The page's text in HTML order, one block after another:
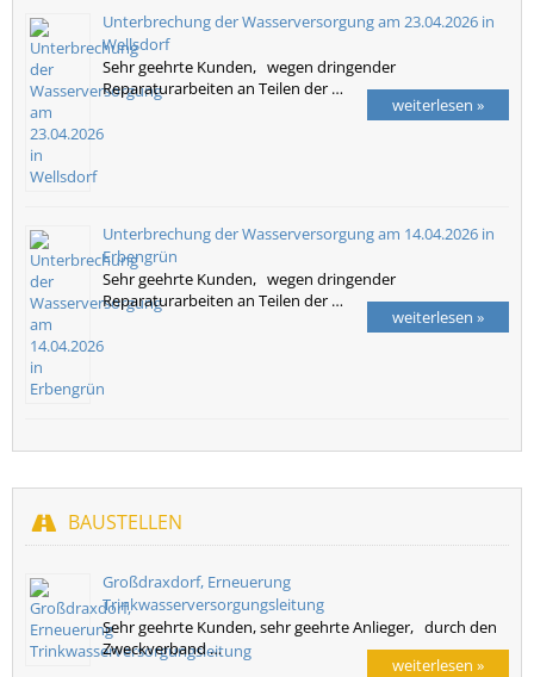
Unterbrechung der Wasserversorgung am 23.04.2026 in
Wellsdorf
Sehr geehrte Kunden, wegen dringender
Reparaturarbeiten an Teilen der …
weiterlesen »
Unterbrechung der Wasserversorgung am 14.04.2026 in
Erbengrün
Sehr geehrte Kunden, wegen dringender
Reparaturarbeiten an Teilen der …
weiterlesen »
BAUSTELLEN
Großdraxdorf, Erneuerung
Trinkwasserversorgungsleitung
Sehr geehrte Kunden, sehr geehrte Anlieger, durch den
Zweckverband …
weiterlesen »